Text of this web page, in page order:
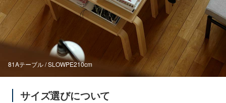
81Aテーブル / SLOWPE210cm
サイズ選びについて